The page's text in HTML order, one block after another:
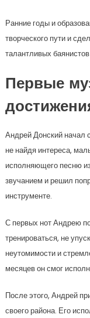
Ранние годы и
творческого пути и
талантливых
Первые
Андрей Донский начал
не найдя интереса,
исполняющего песню
звучанием и решил
инструменте.
С первых нот Андрею
тренироваться, не
неутомимости и
месяцев он смог
После этого, Андрей
своего района. Его